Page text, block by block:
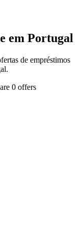
em Portugal
de empréstimos
0 offers